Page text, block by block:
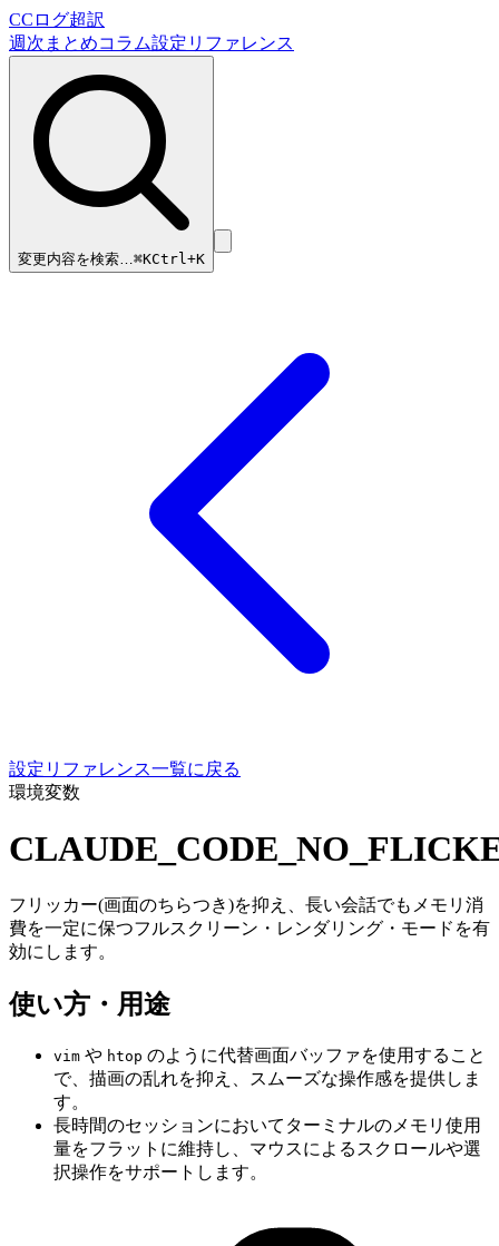
CCログ超訳
週次まとめコラム設定リファレンス
変更内容を検索…⌘KCtrl+K
設定リファレンス一覧に戻る
環境変数
フリッカー(画面のちらつき)を抑え、長い会話でもメモリ消
費を一定に保つフルスクリーン・レンダリング・モードを有
効にします。
使い方・用途
vim や htop のように代替画面バッファを使用すること
で、描画の乱れを抑え、スムーズな操作感を提供しま
す。
長時間のセッションにおいてターミナルのメモリ使用
量をフラットに維持し、マウスによるスクロールや選
択操作をサポートします。